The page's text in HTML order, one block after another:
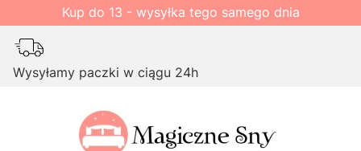
Kup do 13 - wysyłka tego samego dnia
Wysyłamy paczki w ciągu 24h